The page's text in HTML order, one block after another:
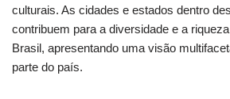
culturais. As cidades e estados dentro
contribuem para a diversidade e a
Brasil, apresentando uma visão
parte do país.